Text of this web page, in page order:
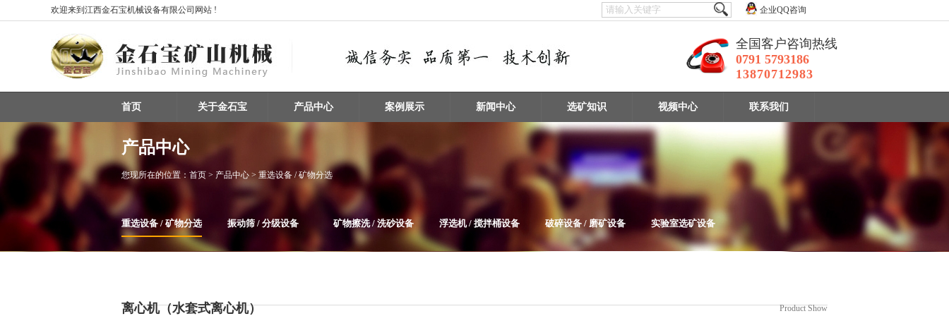
欢迎来到江西金石宝机械设备有限公司网站 ! 企业QQ咨询
全国客户咨询热线
0791 5793186
13870712983
首页 关于金石宝 产品中心 案例展示 新闻中心 选矿知识 视频中心 联系我们
产品中心
您现所在的位置： 首页 > 产品中心 > 重选设备 / 矿物分选
重选设备 / 矿物分选 振动筛 / 分级设备 矿物擦洗 / 洗砂设备 浮选机 / 搅拌桶设备 破碎设备 / 磨矿设备 实验室选矿设备
Product Show
离心机（水套式离心机）